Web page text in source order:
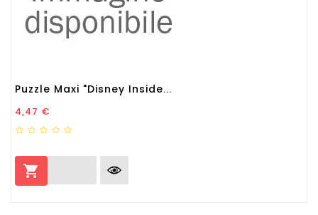
Puzzle Maxi "Disney Inside...
Prezzo
4,47 €
